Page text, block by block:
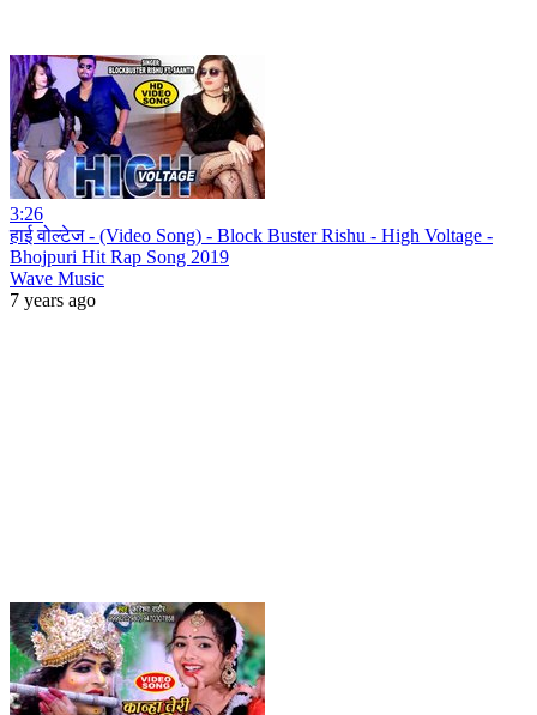
3:26
हाई वोल्टेज - (Video Song) - Block Buster Rishu - High Voltage -
Bhojpuri Hit Rap Song 2019
Wave Music
7 years ago